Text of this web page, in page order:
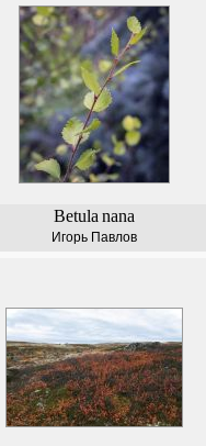
Betula nana
Игорь Павлов